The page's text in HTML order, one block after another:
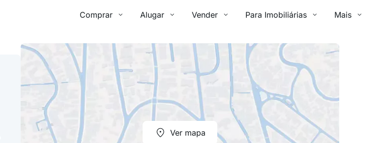
Comprar Alugar Vender Para Imobiliárias Mais
Ver mapa